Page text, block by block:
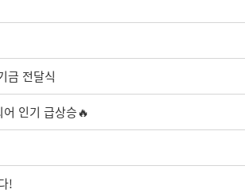
금 전달식
인기 급상승🔥
!